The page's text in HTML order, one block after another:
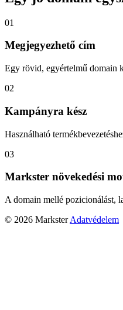
01
Megjegyezhető cím
Egy rövid, egyértelmű domain
02
Kampányra kész
Használható
03
Markster növekedési
A domain mellé pozicionálást,
© 2026 Markster Adatvédelem